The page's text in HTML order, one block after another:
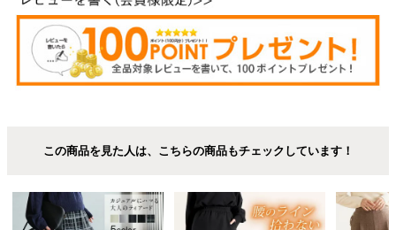
この商品を見た人は、こちらの商品もチェックしています！